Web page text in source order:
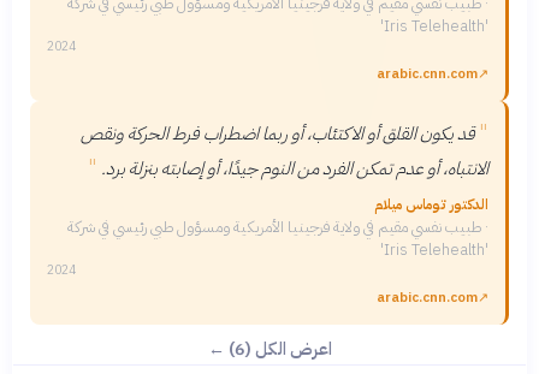
'Iris Telehealth'
2024
↗
arabic.cnn.com
" قد يكون القلق أو الاكتئاب، أو ربما اضطراب فرط الحركة ونقص
الانتباه، أو عدم تمكن الفرد من النوم جيدًا، أو إصابته بنزلة برد. "
الدكتور توماس ميلام
· طبيب نفسي مقيم في ولاية فرجينيا الأمريكية ومسؤول طبي رئيسي في شركة
'Iris Telehealth'
2024
↗
arabic.cnn.com
اعرض الكل (6) ←